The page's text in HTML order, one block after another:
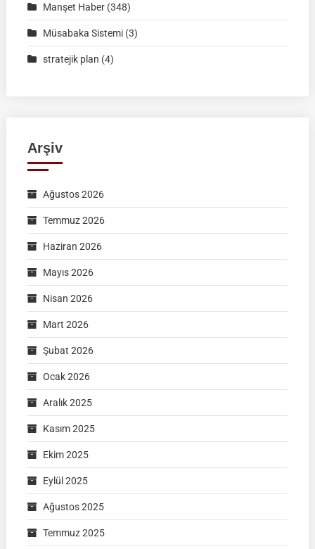
Manşet Haber(348)
Müsabaka Sistemi(3)
stratejik plan (4)
Arşiv
Ağustos 2026
Temmuz 2026
Haziran 2026
Mayıs 2026
Nisan 2026
Mart 2026
Şubat 2026
Ocak 2026
Aralık 2025
Kasım 2025
Ekim 2025
Eylül 2025
Ağustos 2025
Temmuz 2025